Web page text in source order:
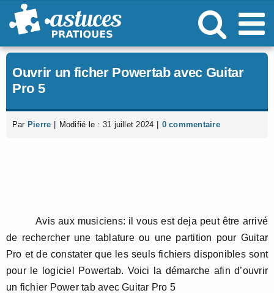
Passer
au
Ouvrir un ficher Powertab avec Guitar
Pro 5
Par Pierre Modifié le : 31 juillet 2024 0 commentaire
Avis aux musiciens: il vous est deja peut être arrivé
de rechercher une tablature ou une partition pour Guitar
Pro et de constater que les seuls fichiers disponibles sont
pour le logiciel Powertab. Voici la démarche afin d’ouvrir
un fichier Power tab avec Guitar Pro 5